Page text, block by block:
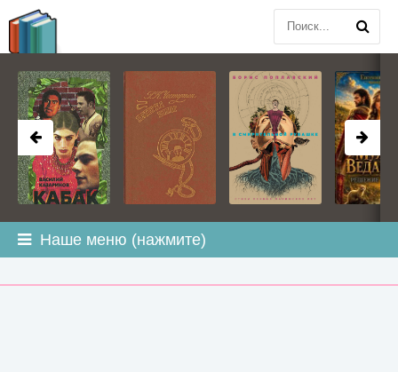
Наше меню (нажмите)
BOOKPLANETA.COM